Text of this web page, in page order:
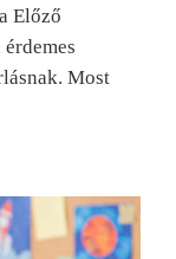
Előző
Most